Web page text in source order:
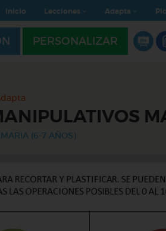
Inicio Lecciones Adapta
PERSONALIZAR
(6-7 AÑOS)